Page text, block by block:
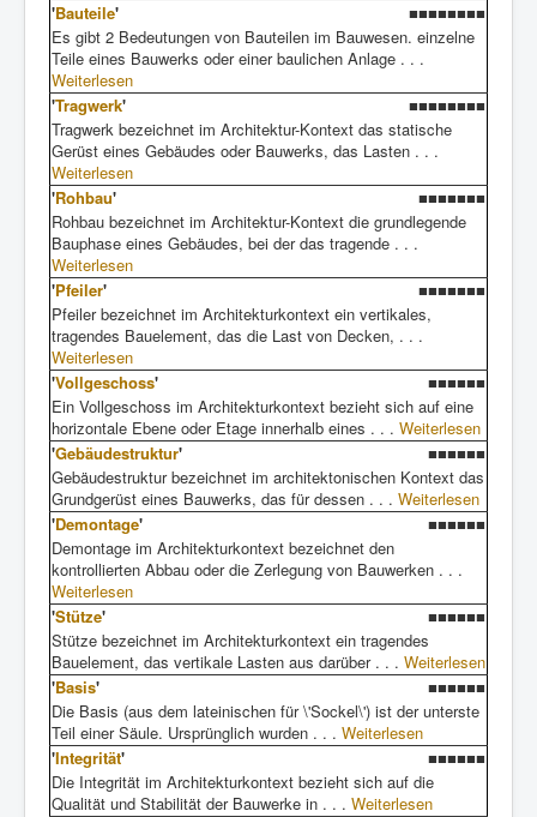
'Bauteile'
■■■■■■■■
Es gibt 2 Bedeutungen von Bauteilen im Bauwesen. einzelne
Teile eines Bauwerks oder einer baulichen Anlage . . .
Weiterlesen
'Tragwerk'
■■■■■■■■
Tragwerk bezeichnet im Architektur-Kontext das statische
Gerüst eines Gebäudes oder Bauwerks, das Lasten . . .
Weiterlesen
'Rohbau'
■■■■■■■
Rohbau bezeichnet im Architektur-Kontext die grundlegende
Bauphase eines Gebäudes, bei der das tragende . . .
Weiterlesen
'Pfeiler'
■■■■■■■
Pfeiler bezeichnet im Architekturkontext ein vertikales,
tragendes Bauelement, das die Last von Decken, . . .
Weiterlesen
'Vollgeschoss'
■■■■■■
Ein Vollgeschoss im Architekturkontext bezieht sich auf eine
horizontale Ebene oder Etage innerhalb eines . . . Weiterlesen
'Gebäudestruktur'
■■■■■■
Gebäudestruktur bezeichnet im architektonischen Kontext das
Grundgerüst eines Bauwerks, das für dessen . . . Weiterlesen
'Demontage'
■■■■■■
Demontage im Architekturkontext bezeichnet den
kontrollierten Abbau oder die Zerlegung von Bauwerken . . .
Weiterlesen
'Stütze'
■■■■■■
Stütze bezeichnet im Architekturkontext ein tragendes
Bauelement, das vertikale Lasten aus darüber . . . Weiterlesen
'Basis'
■■■■■■
Die Basis (aus dem lateinischen für \'Sockel\') ist der unterste
Teil einer Säule. Ursprünglich wurden . . . Weiterlesen
'Integrität'
■■■■■■
Die Integrität im Architekturkontext bezieht sich auf die
Qualität und Stabilität der Bauwerke in . . . Weiterlesen